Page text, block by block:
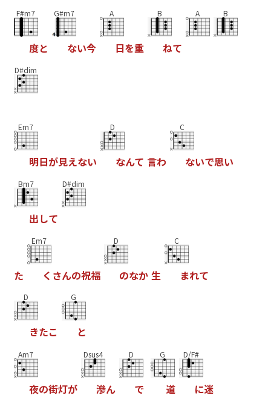
F#m7
度と
G#m7
ない今
A
日を重
B
ねて
A B
D#dim
Em7
明日が見えない
D
なんて 言わ
C
ないで思い
Bm7
出して
D#dim
た
Em7
く さんの祝福
D
のなか 生
C
まれて
D
きたこ
G
と
Am7
夜の街灯が
Dsus4
滲ん
D
で
G
道
D/F#
に迷